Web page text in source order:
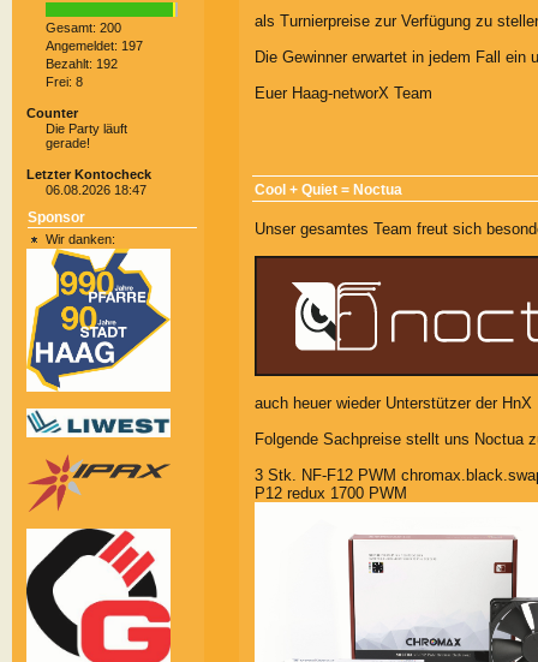
Gesamt: 200
Angemeldet: 197
Bezahlt: 192
Frei: 8
Counter
Die Party läuft
gerade!
Letzter Kontocheck
06.08.2026 18:47
Sponsor
Wir danken:
als Turnierpreise zur Verfügung zu
Die Gewinner erwartet in jedem Fall
Euer Haag-networX Team
Cool + Quiet = Noctua
Unser gesamtes Team freut sich
auch heuer wieder Unterstützer der
Folgende Sachpreise stellt uns Noctua
3 Stk. NF-F12 PWM
P12 redux 1700 PWM